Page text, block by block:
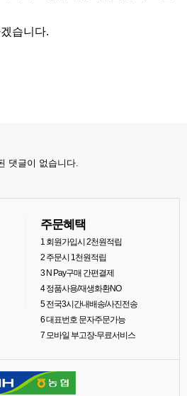
습니다.
댓글이 없습니다.
주문혜택
1회원가입시 2천원적립
2주문시 1천원적립
3N Pay구매 간편결제
4정품사용/재생화환NO
5전국3시간내배송/사진전송
6대표번호 문자주문가능
7모바일 부고장-무료서비스